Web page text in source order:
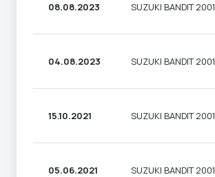
08.08.2023 SUZUKI BANDIT 2001
04.08.2023 SUZUKI BANDIT 2001
15.10.2021 SUZUKI BANDIT 2001
05.06.2021 SUZUKI BANDIT 2001